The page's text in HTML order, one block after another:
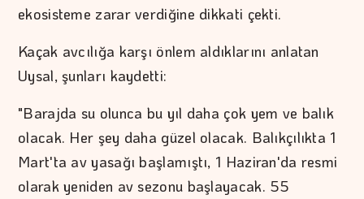
ekosisteme zarar verdiğine dikkati çekti.
Kaçak avcılığa karşı önlem aldıklarını anlatan
Uysal, şunları kaydetti:
"Barajda su olunca bu yıl daha çok yem ve balık
olacak. Her şey daha güzel olacak. Balıkçılıkta 1
Mart'ta av yasağı başlamıştı, 1 Haziran'da resmi
olarak yeniden av sezonu başlayacak. 55